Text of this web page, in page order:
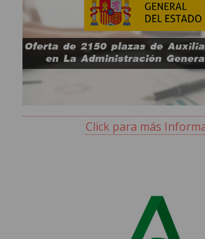
Click para más